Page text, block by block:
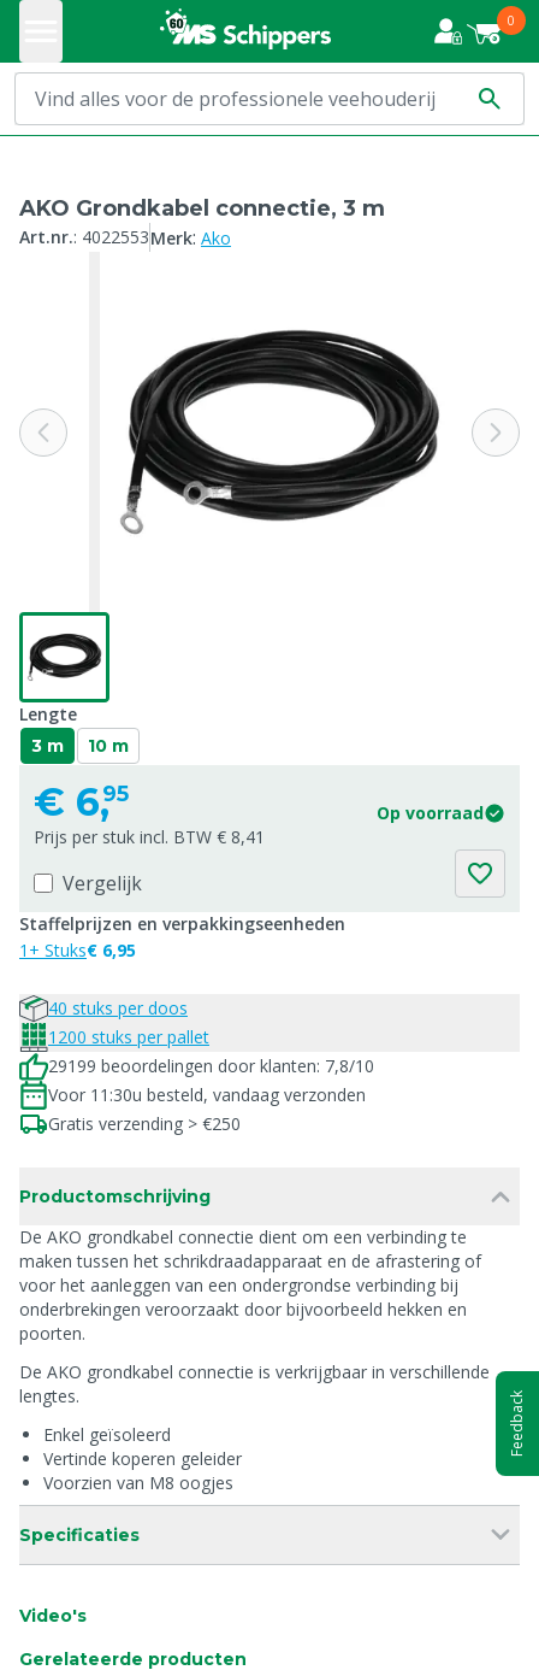
0
AKO Grondkabel connectie, 3 m
Art.nr.: 4022553Merk: Ako
Lengte
3 m 10 m
€ 6,95
Op voorraad
Prijs per stuk incl. BTW € 8,41
Vergelijk
Staffelprijzen en verpakkingseenheden
1+ Stuks€ 6,95
40 stuks per doos
1200 stuks per pallet
29199 beoordelingen door klanten: 7,8/10
Voor 11:30u besteld, vandaag verzonden
Gratis verzending > €250
Productomschrijving
De AKO grondkabel connectie dient om een verbinding te
maken tussen het schrikdraadapparaat en de afrastering of
voor het aanleggen van een ondergrondse verbinding bij
onderbrekingen veroorzaakt door bijvoorbeeld hekken en
poorten.
De AKO grondkabel connectie is verkrijgbaar in verschillende
lengtes.
Enkel geïsoleerd
Vertinde koperen geleider
Voorzien van M8 oogjes
Specificaties
Video's
Gerelateerde producten
Feedback